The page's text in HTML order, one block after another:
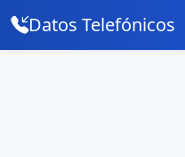
Datos Telefónicos